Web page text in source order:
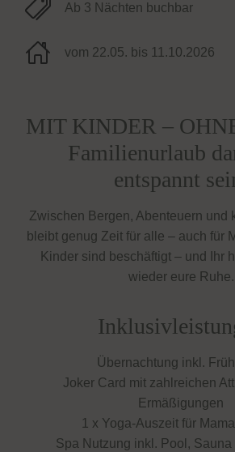
Ab 3 Nächten buchbar
vom 22.05. bis 11.10.2026
MIT KINDER –
Familienurlaub
entspannt
Zwischen Bergen, Abenteuern und
bleibt genug Zeit für alle – auch für
Kinder sind beschäftigt – und Ihr
wieder eure Ruhe.
Übernachtung inkl.
Joker Card mit zahlreichen
Ermäßigungen
1 x Yoga-Auszeit für
Spa Nutzung inkl. Pool, Sauna